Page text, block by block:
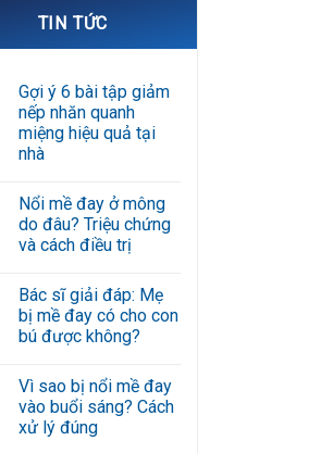
TIN TỨC
Gợi ý 6 bài tập giảm
nếp nhăn quanh
miệng hiệu quả tại
nhà
bình
luận
ở
Gợi
bài
tập
giảm
nếp
nhăn
hiệu
quả
tại
nhà
Nổi mề đay ở mông
do đâu? Triệu chứng
và cách điều trị
bình
luận
ở
Nổi
ở
mông
do
đâu?
Triệu
Bác sĩ giải đáp: Mẹ
bị mề đay có cho con
bú được không?
bình
luận
ở
Bác
Vì sao bị nổi mề đay
vào buổi sáng? Cách
xử lý đúng